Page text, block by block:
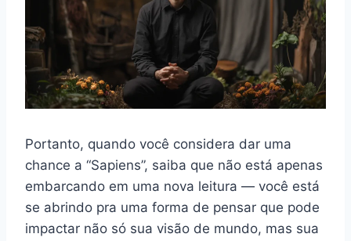
Portanto, quando você considera dar uma
chance a “Sapiens”, saiba que não está apenas
embarcando em uma nova leitura — você está
se abrindo pra uma forma de pensar que pode
impactar não só sua visão de mundo, mas sua